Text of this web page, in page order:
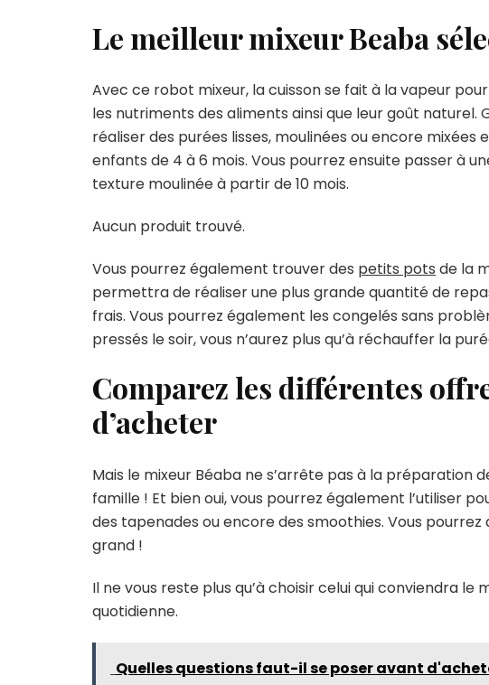
Le meilleur mixeur Beaba
Avec ce robot mixeur, la cuisson se fait à la vapeur
les nutriments des aliments ainsi que leur goût naturel.
réaliser des purées lisses, moulinées ou encore
enfants de 4 à 6 mois. Vous pourrez ensuite passer à
texture moulinée à partir de 10 mois.
Aucun produit trouvé.
Vous pourrez également trouver des petits pots de la
permettra de réaliser une plus grande quantité de
frais. Vous pourrez également les congelés sans
pressés le soir, vous n’aurez plus qu’à réchauffer la
Comparez les différentes
d’acheter
Mais le mixeur Béaba ne s’arrête pas à la préparation
famille ! Et bien oui, vous pourrez également l’utiliser
des tapenades ou encore des smoothies. Vous
grand !
Il ne vous reste plus qu’à choisir celui qui conviendra
quotidienne.
Quelles questions faut-il se poser avant